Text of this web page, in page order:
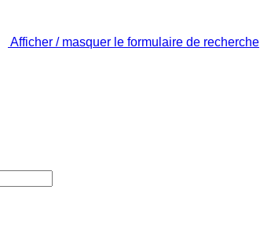
Afficher / masquer le formulaire de recherche